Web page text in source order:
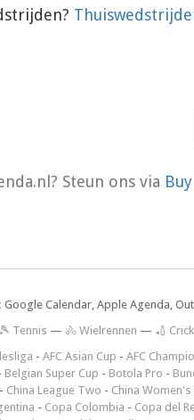
Steun ons via
Calendar, Apple Agenda,
🎾 Tennis — 🚴 Wielrennen — 🏏
- AFC Asian Cup - AFC
Belgian Super Cup - Botola Pro -
- China League Two - China
- Copa Colombia - Copa del